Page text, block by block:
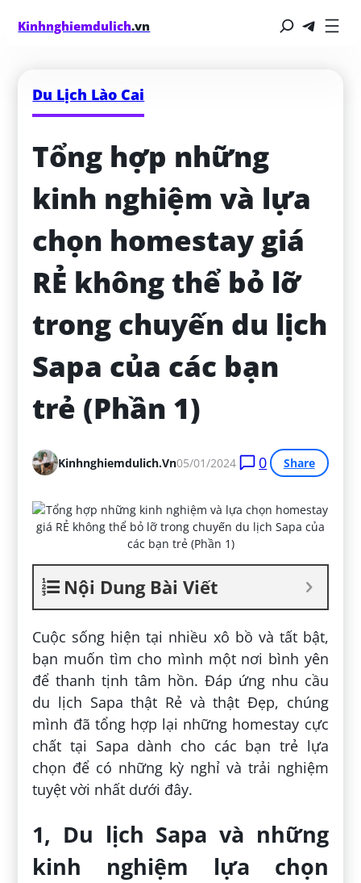
Kinhnghiemdulich.vn
Du Lịch Lào Cai
Tổng hợp những
kinh nghiệm và lựa
chọn homestay giá
RẺ không thể bỏ lỡ
trong chuyến du lịch
Sapa của các bạn
trẻ (Phần 1)
Kinhnghiemdulich.vn05/01/2024 0 Share
Nội Dung Bài Viết
Cuộc sống hiện tại nhiều xô bồ và tất bật,
bạn muốn tìm cho mình một nơi bình yên
để thanh tịnh tâm hồn. Đáp ứng nhu cầu
du lịch Sapa thật Rẻ và thật Đẹp, chúng
mình đã tổng hợp lại những homestay cực
chất tại Sapa dành cho các bạn trẻ lựa
chọn để có những kỳ nghỉ và trải nghiệm
tuyệt vời nhất dưới đây.
1, Du lịch Sapa và những
kinh nghiệm lựa chọn